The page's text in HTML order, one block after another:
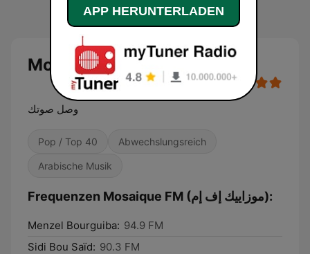
وصل صوتك
Pop / Top 40 Abwechslungsreich
Arabische Musik
Frequenzen Mosaique FM (موزاييك إف إم):
Menzel Bourguiba: 94.9 FM
Sidi Bou Saïd: 90.3 FM
APP HERUNTERLADEN